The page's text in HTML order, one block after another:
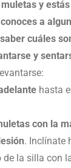
y
a
cuáles
y
hasta
con la
. Inclínate
de la silla con